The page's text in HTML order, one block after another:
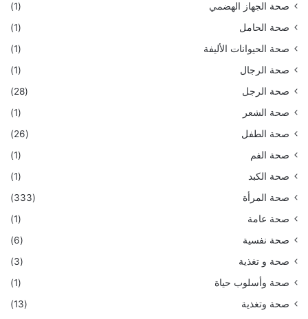
صحة الجهاز الهضمي
(1)
صحة الحامل
(1)
صحة الحيوانات الأليفة
(1)
صحة الرجال
(1)
صحة الرجل
(28)
صحة الشعر
(1)
صحة الطفل
(26)
صحة الفم
(1)
صحة الكبد
(1)
صحة المرأة
(333)
صحة عامة
(1)
صحة نفسية
(6)
صحة و تغذية
(3)
صحة وأسلوب حياة
(1)
صحة وتغذية
(13)